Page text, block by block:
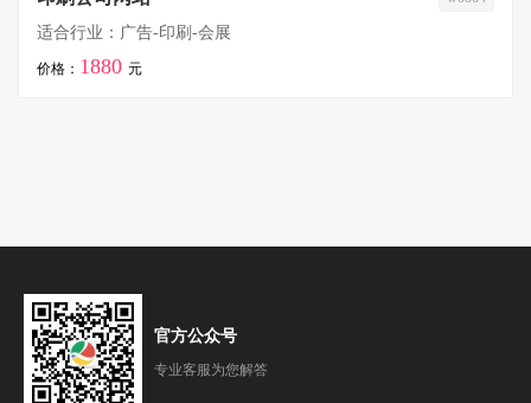
适合行业：广告-印刷-会展
价格： 1880 元
官方公众号
专业客服为您解答